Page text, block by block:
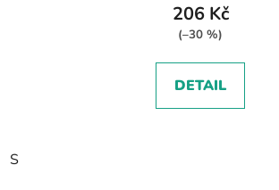
206 Kč
(–30 %)
DETAIL
S